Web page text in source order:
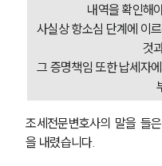
내역을 확인해
사실상 항소심 단계에 이
것
그 증명책임 또한 납세자
조세전문변호사의 말을 들
을 내렸습니다.